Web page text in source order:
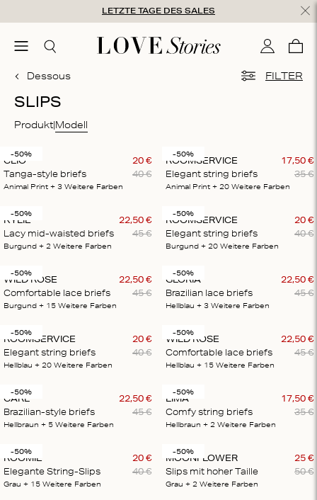
LETZTE TAGE DES SALES
menuSuchen Mein 0
Dessous
SLIPS
Produkt Modell
FILTER
-50%
CLIO
Tanga-style briefs
20€
40€
Animal Print + 3 Weitere Farben
-50%
ROOMSERVICE
Elegant string briefs
17,50€
35€
Animal Print + 20 Weitere Farben
-50%
KYLIE
Lacy mid-waisted briefs
22,50€
45€
Burgund + 2 Weitere Farben
-50%
ROOMSERVICE
Elegant string briefs
20€
40€
Burgund + 20 Weitere Farben
-50%
WILD ROSE
Comfortable lace briefs
22,50€
45€
Burgund + 15 Weitere Farben
-50%
GLORIA
Brazilian lace briefs
22,50€
45€
Hellblau + 3 Weitere Farben
-50%
ROOMSERVICE
Elegant string briefs
20€
40€
Hellblau + 20 Weitere Farben
-50%
WILD ROSE
Comfortable lace briefs
22,50€
45€
Hellblau + 15 Weitere Farben
-50%
CARL
Brazilian-style briefs
22,50€
45€
Hellbraun + 5 Weitere Farben
-50%
LIMA
Comfy string briefs
17,50€
35€
Hellbraun + 2 Weitere Farben
-50%
ROOMIE
Elegante String-Slips
20€
40€
Grau + 15 Weitere Farben
-50%
MOONFLOWER
Slips mit hoher Taille
25€
50€
Grau + 2 Weitere Farben